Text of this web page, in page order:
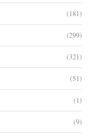
(181)
(299)
(321)
(51)
(1)
(9)